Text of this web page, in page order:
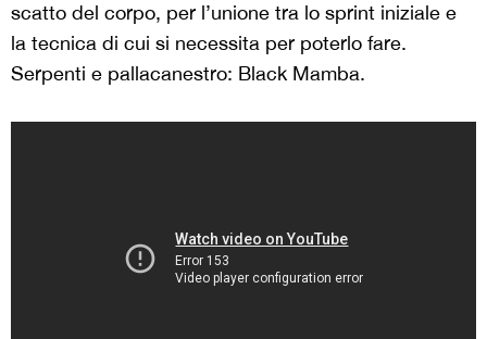
scatto del corpo, per l’unione tra lo sprint iniziale e
la tecnica di cui si necessita per poterlo fare.
Serpenti e pallacanestro: Black Mamba.